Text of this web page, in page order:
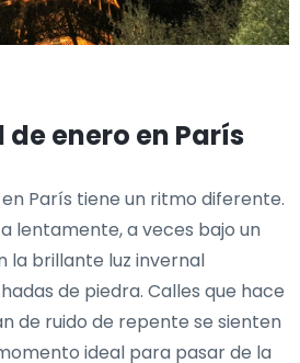
de enero en París
París tiene un ritmo diferente.
lentamente, a veces bajo un
la brillante luz invernal
de piedra. Calles que hace
de ruido de repente se sienten
ideal para pasar de la